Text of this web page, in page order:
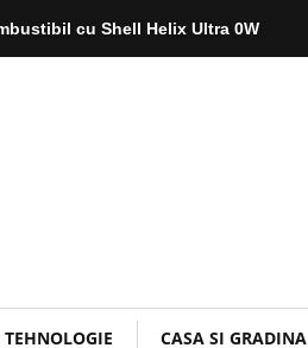
cu Shell Helix Ultra 0W
TEHNOLOGIE CASA SI GRADINA